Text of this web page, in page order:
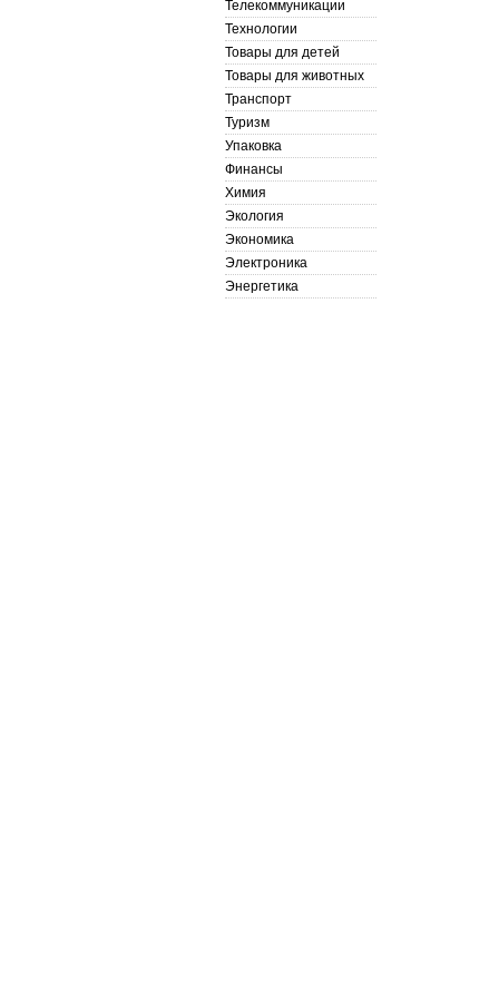
Телекоммуникации
Технологии
Товары для детей
Товары для животных
Транспорт
Туризм
Упаковка
Финансы
Химия
Экология
Экономика
Электроника
Энергетика